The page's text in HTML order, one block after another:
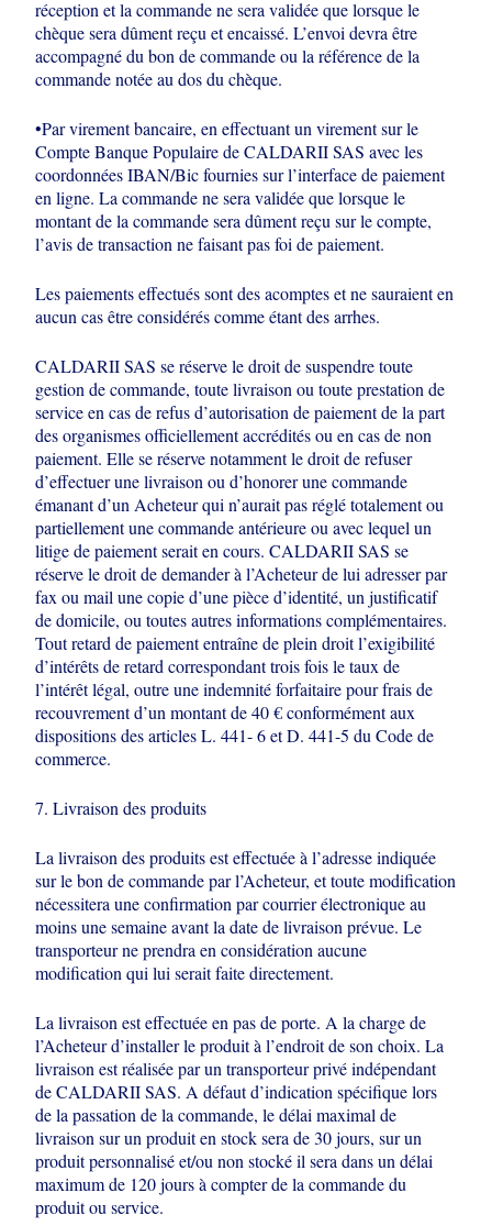
réception et la commande ne sera validée que lorsque le
chèque sera dûment reçuet encaissé. L’envoi devra être
accompagné du bon de commande ou la référencede la
commande notée au dos du chèque.
•Par virement bancaire, en effectuantun virement sur le
Compte Banque Populaire de CALDARII SAS avec les
coordonnées IBAN/Bic fournies sur l’interface de paiement
en ligne. La commandene sera validée que lorsque le
montant de la commande sera dûment reçu sur lecompte,
l’avis de transaction ne faisant pas foi de paiement.
Les paiements effectués sont des acomptes et ne sauraient en
aucun cas êtreconsidérés comme étant des arrhes.
CALDARII SAS se réserve le droit de suspendre toute
gestion de commande, toutelivraison ou toute prestation de
service en cas de refus d’autorisation de paiementde la part
des organismes officiellement accrédités ou en cas de non
paiement. Ellese réserve notamment le droit de refuser
d’effectuer une livraison ou d’honorer unecommande
émanant d’un Acheteur qui n’aurait pas réglé totalement ou
partiellement une commande antérieure ou avec lequel un
litige de paiement seraiten cours. CALDARII SAS se
réserve le droit de demander à l’Acheteur de luiadresser par
fax ou mail une copie d’une pièce d’identité, un justificatif
de domicile,ou toutes autres informations complémentaires.
Tout retard de paiement entraînede plein droit l’exigibilité
d’intérêts de retard correspondant trois fois le taux de
l’intérêt légal, outre une indemnité forfaitaire pour frais de
recouvrement d’unmontant de 40 € conformément aux
dispositions des articles L. 441- 6 et D. 441-5du Code de
commerce.
7. Livraison des produits
La livraison des produits est effectuée à l’adresse indiquée
sur le bon decommande par l’Acheteur, et toute modification
nécessitera une confirmation parcourrier électronique au
moins une semaine avant la date de livraison prévue. Le
transporteur ne prendra en considération aucune
modification qui lui serait faitedirectement.
La livraison est effectuée en pas de porte. A la charge de
l’Acheteur d’installer leproduit à l’endroit de son choix. La
livraison est réalisée par un transporteur privéindépendant
de CALDARII SAS. A défaut d’indication spécifique lors
de lapassation de la commande, le délai maximal de
livraison sur un produit en stocksera de 30 jours, sur un
produit personnalisé et/ou non stocké il sera dans un délai
maximum de 120 jours à compter de la commande du
produit ou service.